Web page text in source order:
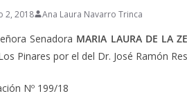
2, 2018 Ana Laura Navarro Trinca
Senadora MARIA LAURA DE LA
Pinares por el del Dr. José Ramón
Nº 199/18